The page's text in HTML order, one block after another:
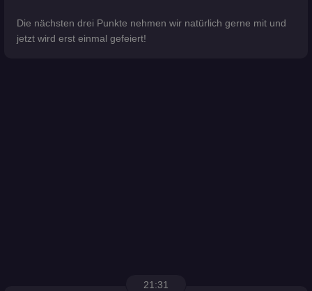
Die nächsten drei Punkte nehmen wir natürlich gerne mit und
jetzt wird erst einmal gefeiert!
21:31